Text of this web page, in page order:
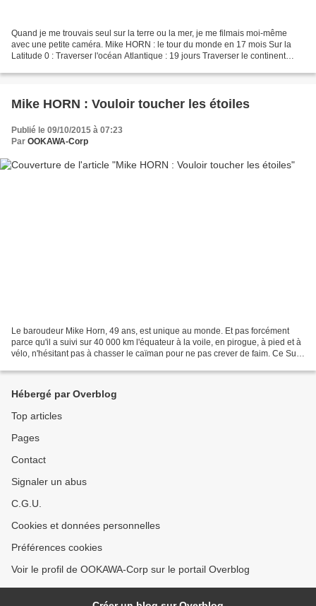
Quand je me trouvais seul sur la terre ou la mer, je me filmais moi-même
avec une petite caméra. Mike HORN : le tour du monde en 17 mois Sur la
Latitude 0 : Traverser l'océan Atlantique : 19 jours Traverser le continent
Mike HORN : Vouloir toucher les étoiles
Publié le 09/10/2015 à 07:23
Par OOKAWA-Corp
Le baroudeur Mike Horn, 49 ans, est unique au monde. Et pas forcément
parce qu'il a suivi sur 40 000 km l'équateur à la voile, en pirogue, à pied et à
vélo, n'hésitant pas à chasser le caïman pour ne pas crever de faim. Ce Sud-
Hébergé par Overblog
Top articles
Pages
Contact
Signaler un abus
C.G.U.
Cookies et données personnelles
Préférences cookies
Voir le profil de OOKAWA-Corp sur le portail Overblog